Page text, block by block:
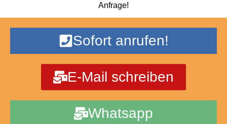
Anfrage!
Sofort anrufen!
E-Mail schreiben
Whatsapp